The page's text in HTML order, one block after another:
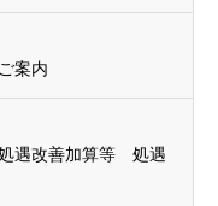
案内
遇改善加算等 処遇